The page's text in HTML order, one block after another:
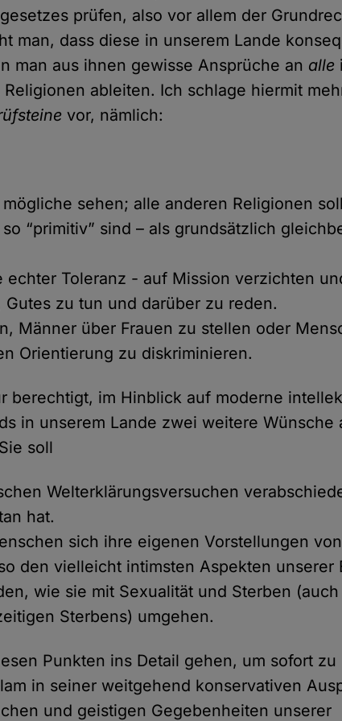
prüfen, also vor allem der
man, dass diese in unserem Lande
man aus ihnen gewisse Ansprüche an alle
ableiten. Ich schlage hiermit
vor, nämlich:
mögliche sehen; alle anderen Religionen
“primitiv” sind – als grundsätzlich
echter Toleranz - auf Mission verzichten
zu tun und darüber zu reden.
Männer über Frauen zu stellen oder
Orientierung zu diskriminieren.
berechtigt, im Hinblick auf moderne
in unserem Lande zwei weitere Wünsche
soll
Welterklärungsversuchen
hat.
sich ihre eigenen Vorstellungen
den vielleicht intimsten Aspekten unserer
wie sie mit Sexualität und Sterben
Sterbens) umgehen.
Punkten ins Detail gehen, um sofort zu
in seiner weitgehend konservativen
und geistigen Gegebenheiten unserer